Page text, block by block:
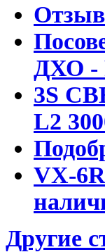
ДХО -
3S
L2
VX-
Другие